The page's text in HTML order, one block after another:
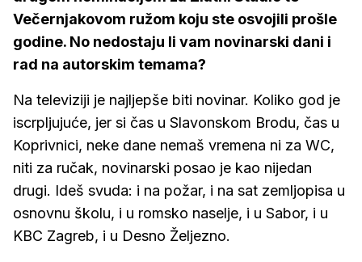
Večernjakovom ružom koju ste osvojili prošle
godine. No nedostaju li vam novinarski dani i
rad na autorskim temama?
Na televiziji je najljepše biti novinar. Koliko god je
iscrpljujuće, jer si čas u Slavonskom Brodu, čas u
Koprivnici, neke dane nemaš vremena ni za WC,
niti za ručak, novinarski posao je kao nijedan
drugi. Ideš svuda: i na požar, i na sat zemljopisa u
osnovnu školu, i u romsko naselje, i u Sabor, i u
KBC Zagreb, i u Desno Željezno.